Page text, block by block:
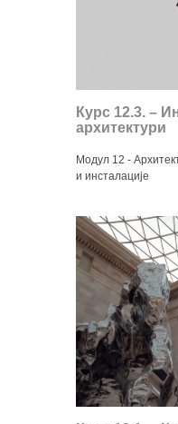
Курс 12.3. –
архитектури
Модул 12 -
и инсталације